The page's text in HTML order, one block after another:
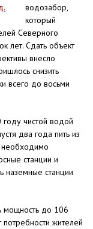
водозабор,
который
Северного
лет. Сдать объект
внесло
снизить
всего до восьми
чистой водой
два года пить из
необходимо
станции и
наземные станции
мощность до 106
жителей